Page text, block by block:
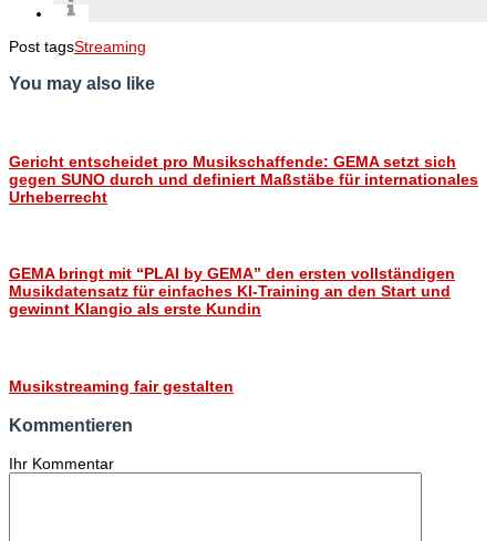
Post tagsStreaming
You may also like
Gericht entscheidet pro Musikschaffende: GEMA setzt sich
gegen SUNO durch und definiert Maßstäbe für internationales
Urheberrecht
GEMA bringt mit “PLAI by GEMA” den ersten vollständigen
Musikdatensatz für einfaches KI-Training an den Start und
gewinnt Klangio als erste Kundin
Musikstreaming fair gestalten
Kommentieren
Ihr Kommentar